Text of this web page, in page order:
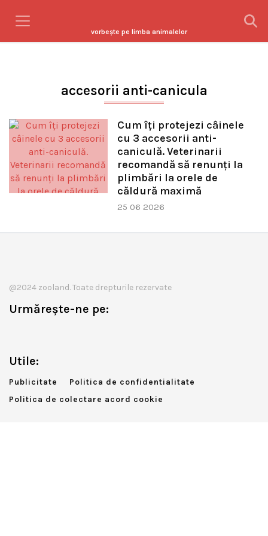
vorbeşte pe limba animalelor
accesorii anti-canicula
Cum îți protejezi câinele
cu 3 accesorii anti-
caniculă. Veterinarii
recomandă să renunți la
plimbări la orele de
căldură maximă
25 06 2026
@2024 zooland. Toate drepturile rezervate
Urmărește-ne pe:
Utile:
Publicitate
Politica de confidentialitate
Politica de colectare acord cookie